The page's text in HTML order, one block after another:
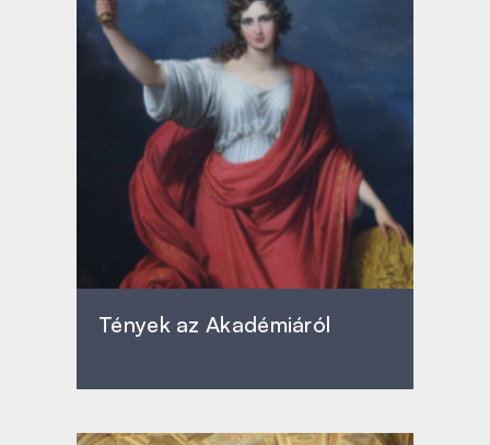
Tények az Akadémiáról